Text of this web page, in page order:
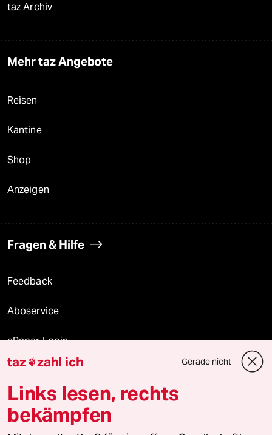
taz Archiv
Mehr taz Angebote
Reisen
Kantine
Shop
Anzeigen
Fragen & Hilfe
Feedback
Aboservice
ePaper Login
Downloads für Abonnierende
© 2026 taz Verlags und Vertriebs GmbH
taz zahl ich Gerade nicht
Links lesen, rechts
bekämpfen